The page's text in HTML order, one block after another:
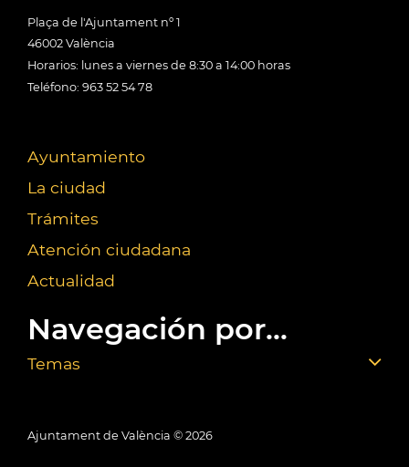
Plaça de l'Ajuntament nº 1
46002 València
Horarios: lunes a viernes de 8:30 a 14:00 horas
Teléfono: 963 52 54 78
Ayuntamiento
La ciudad
Trámites
Atención ciudadana
Actualidad
Navegación por...
Temas
Ajuntament de València © 2026